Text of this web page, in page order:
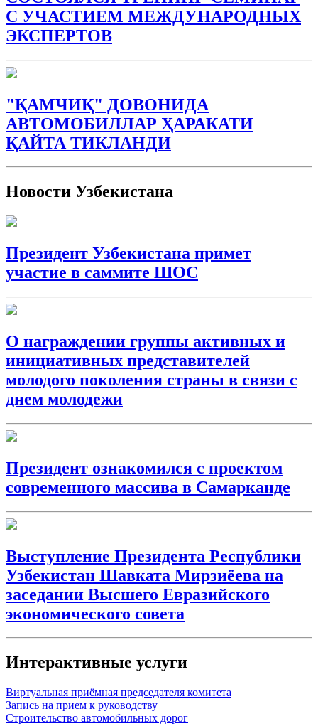
С УЧАСТИЕМ МЕЖДУНАРОДНЫХ
ЭКСПЕРТОВ
"ҚАМЧИҚ" ДОВОНИДА
АВТОМОБИЛЛАР ҲАРАКАТИ
ҚАЙТА ТИКЛАНДИ
Новости Узбекистана
Президент Узбекистана примет
участие в саммите ШОС
О награждении группы активных и
инициативных представителей
молодого поколения страны в связи с
днем молодежи
Президент ознакомился с проектом
современного массива в Самарканде
Выступление Президента Республики
Узбекистан Шавката Мирзиёева на
заседании Высшего Евразийского
экономического совета
Интерактивные услуги
Виртуальная приёмная председателя комитета
Запись на прием к руководству
Строительство автомобильных дорог